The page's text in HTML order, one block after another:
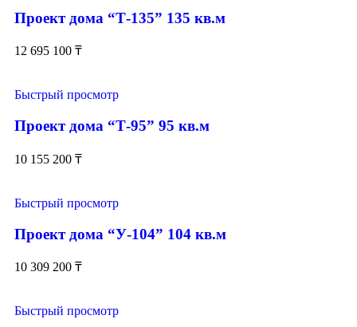
Проект дома “Т-135” 135 кв.м
12 695 100 ₸
Быстрый просмотр
Проект дома “Т-95” 95 кв.м
10 155 200 ₸
Быстрый просмотр
Проект дома “У-104” 104 кв.м
10 309 200 ₸
Быстрый просмотр